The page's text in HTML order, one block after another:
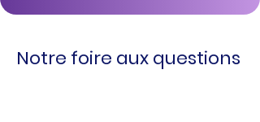
Notre foire aux questions